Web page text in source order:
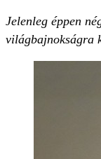
Jelenleg éppen
világbajnokságra